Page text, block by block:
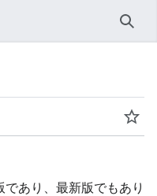
検索
ウ
あり、最新版でもあり